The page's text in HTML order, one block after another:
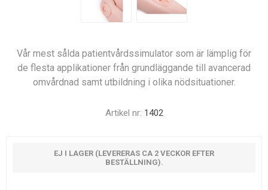
Vår mest sålda patientvårdssimulator som är lämplig för
de flesta applikationer från grundläggande till avancerad
omvårdnad samt utbildning i olika nödsituationer.
Artikel nr: 1402
EJ I LAGER (LEVERERAS CA 2 VECKOR EFTER
BESTÄLLNING).